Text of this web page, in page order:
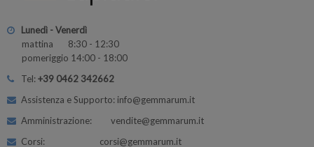
Lunedì - Venerdì
mattina 8:30 - 12:30
pomeriggio 14:00 - 18:00
Tel:+39 0462 342662
Assistenza e Supporto: info@gemmarum.it
Amministrazione: vendite@gemmarum.it
Corsi: corsi@gemmarum.it